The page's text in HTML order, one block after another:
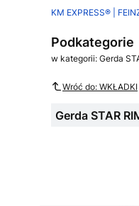
KM EXPRESS® |
Podkategorie
w kategorii: Gerda
Wróć do: WKŁADKI
Gerda STAR